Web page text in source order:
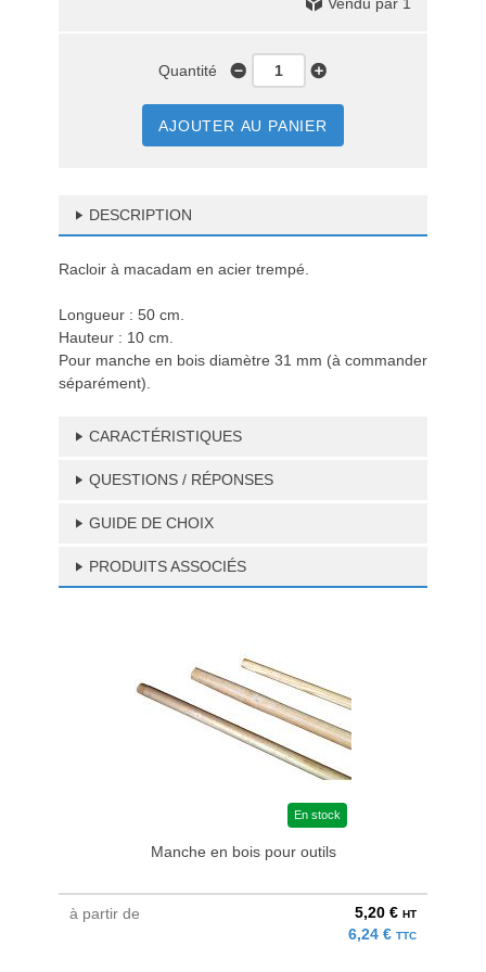
Quantité
AJOUTER AU PANIER
DESCRIPTION
Racloir à macadam en acier trempé.
Longueur : 50 cm.
Hauteur : 10 cm.
Pour manche en bois diamètre 31 mm (à commander
séparément).
CARACTÉRISTIQUES
QUESTIONS / RÉPONSES
GUIDE DE CHOIX
PRODUITS ASSOCIÉS
En stock
Manche en bois pour outils
à partir de 5,20 € HT
6,24 € TTC